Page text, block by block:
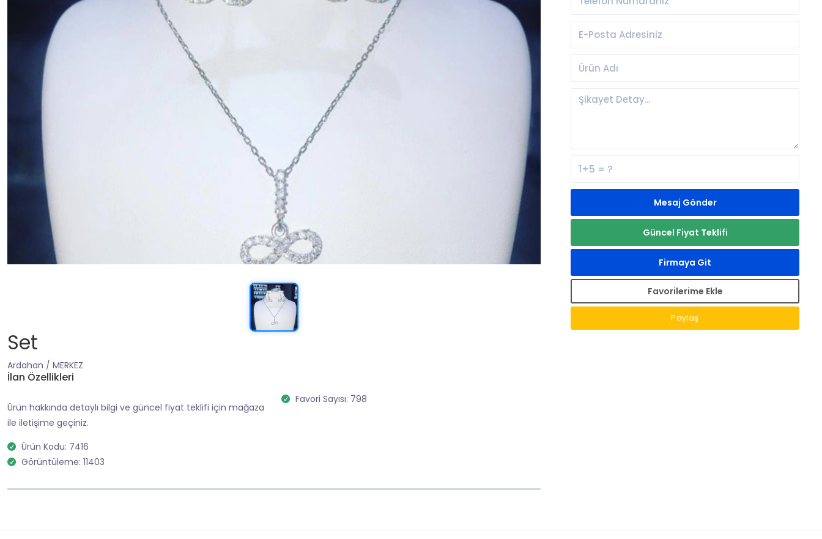
Set
Ardahan / MERKEZ
İlan Özellikleri
Ürün hakkında detaylı bilgi ve güncel fiyat teklifi için mağaza
ile iletişime geçiniz.
Ürün Kodu: 7416
Görüntüleme: 11403
Favori Sayısı: 798
Mesaj Gönder
Güncel Fiyat Teklifi
Firmaya Git
Favorilerime Ekle
Paylaş